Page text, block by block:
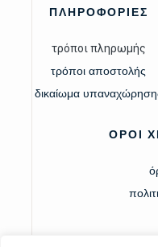
ΠΛΗΡΟΦΟΡΙΕΣ
τρόποι πληρωμής
τρόποι αποστολής
δικαίωμα
ΟΡΟΙ